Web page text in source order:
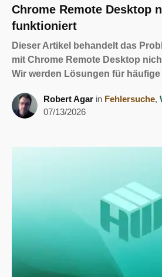
Chrome Remote Desktop
funktioniert
Dieser Artikel behandelt das
mit Chrome Remote Desktop
Wir werden Lösungen für häufige
Robert Agar in Fehlersuche,
07/13/2026